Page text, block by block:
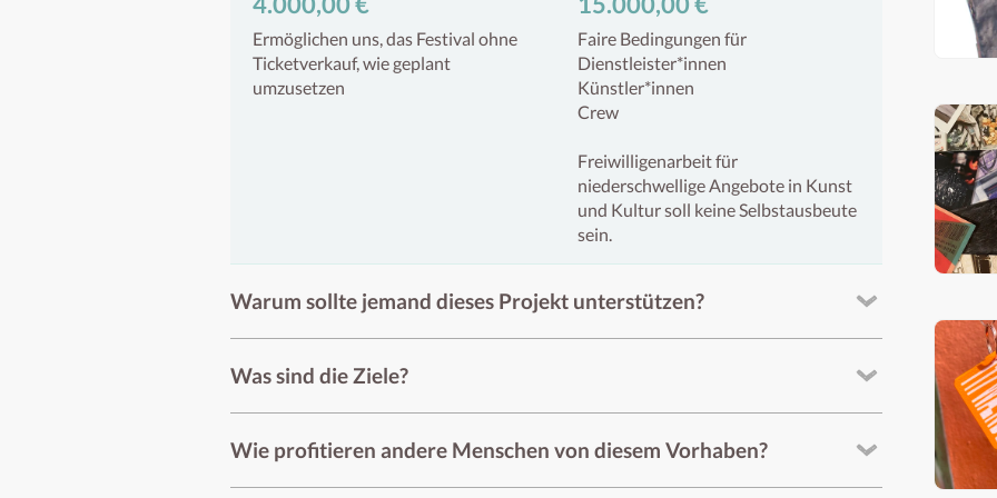
Ermöglichen uns, das Festival ohne
Ticketverkauf, wie geplant
umzusetzen
Faire Bedingungen für
Dienstleister*innen
Künstler*innen
Crew
Freiwilligenarbeit für
niederschwellige Angebote in Kunst
und Kultur soll keine Selbstausbeute
sein.
Warum sollte jemand dieses Projekt unterstützen?
Was sind die Ziele?
Wie profitieren andere Menschen von diesem Vorhaben?